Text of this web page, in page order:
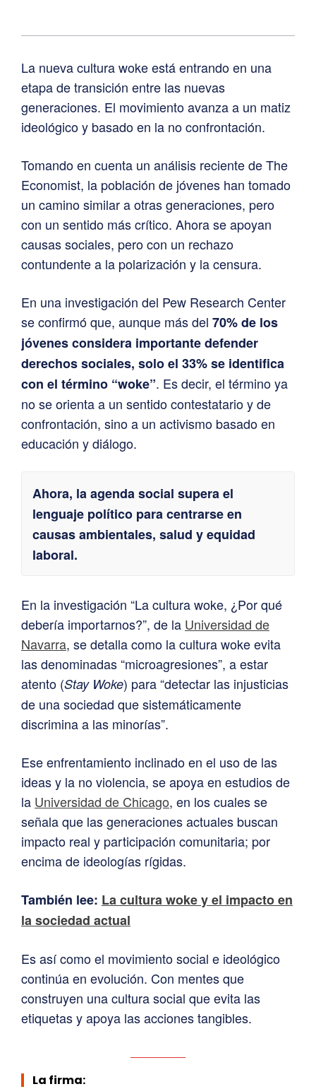
La nueva cultura woke está entrando en una
etapa de transición entre las nuevas
generaciones. El movimiento avanza a un matiz
ideológico y basado en la no confrontación.
Tomando en cuenta un análisis reciente de The
Economist, la población de jóvenes han tomado
un camino similar a otras generaciones, pero
con un sentido más crítico. Ahora se apoyan
causas sociales, pero con un rechazo
contundente a la polarización y la censura.
En una investigación del Pew Research Center
se confirmó que, aunque más del 70% de los
jóvenes considera importante defender
derechos sociales, solo el 33% se identifica
con el término “woke”. Es decir, el término ya
no se orienta a un sentido contestatario y de
confrontación, sino a un activismo basado en
educación y diálogo.
Ahora, la agenda social supera el
lenguaje político para centrarse en
causas ambientales, salud y equidad
laboral.
En la investigación “La cultura woke, ¿Por qué
debería importarnos?”, de la Universidad de
Navarra, se detalla como la cultura woke evita
las denominadas “microagresiones”, a estar
atento (Stay Woke) para “detectar las injusticias
de una sociedad que sistemáticamente
discrimina a las minorías”.
Ese enfrentamiento inclinado en el uso de las
ideas y la no violencia, se apoya en estudios de
la Universidad de Chicago, en los cuales se
señala que las generaciones actuales buscan
impacto real y participación comunitaria; por
encima de ideologías rígidas.
También lee: La cultura woke y el impacto en
la sociedad actual
Es así como el movimiento social e ideológico
continúa en evolución. Con mentes que
construyen una cultura social que evita las
etiquetas y apoya las acciones tangibles.
La firma: